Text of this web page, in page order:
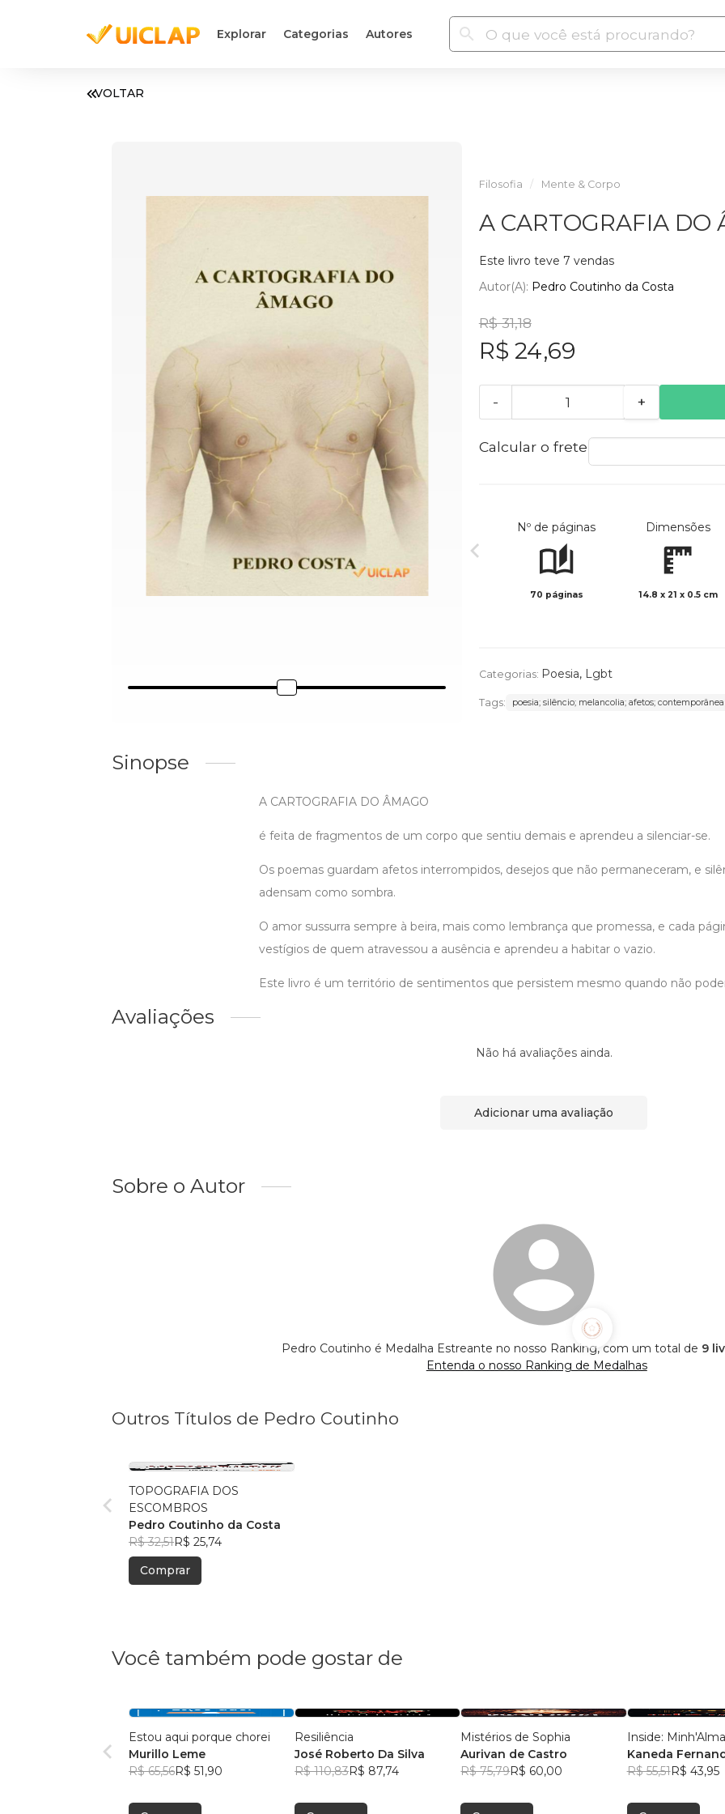
Explorar Categorias Autores
VOLTAR
Filosofia Mente & Corpo
A CARTOGRAFIA DO
Este livro teve 7 vendas
Autor(a): Pedro Coutinho da Costa
R$ 31,18
R$ 24,69
- +
Calcular o frete
Nº de páginas
70 páginas
Dimensões
14.8 x 21 x 0.5 cm
Categorias: Poesia, Lgbt
Tags: poesia; silêncio; melancolia; afetos; contemporânea
Sinopse
A CARTOGRAFIA DO ÂMAGO
é feita de fragmentos de um corpo que sentiu demais e aprendeu a silenciar-se.
Os poemas guardam afetos interrompidos, desejos que não permaneceram, e
adensam como sombra.
O amor sussurra sempre à beira, mais como lembrança que promessa, e cada
vestígios de quem atravessou a ausência e aprendeu a habitar o vazio.
Este livro é um território de sentimentos que persistem mesmo quando não
Avaliações
Não há avaliações ainda.
Adicionar uma avaliação
Sobre o Autor
Pedro Coutinho é Medalha Estreante no nosso Ranking, com um total de 9
Entenda o nosso Ranking de Medalhas
Outros Títulos de Pedro Coutinho
TOPOGRAFIA DOS
ESCOMBROS
Pedro Coutinho da Costa
R$ 32,51R$ 25,74
Comprar
Você também pode gostar de
Estou aqui porque chorei
Murillo Leme
R$ 65,56R$ 51,90
Resiliência
José Roberto Da Silva
R$ 110,83R$ 87,74
Mistérios de Sophia
Aurivan de Castro
R$ 75,79R$ 60,00
Inside:
Kaneda
R$ 55,51R$ 43,95